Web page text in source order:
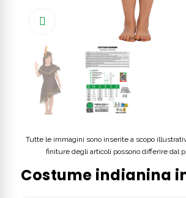
Tutte le immagini sono inserite a scopo
finiture degli articoli possono differire dal
Costume indianina